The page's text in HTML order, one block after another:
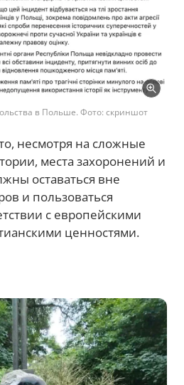
в Польше. Фото: скриншот
несмотря на сложные
места захоронений и
оставаться вне
и пользоваться
с европейскими
ценностями.